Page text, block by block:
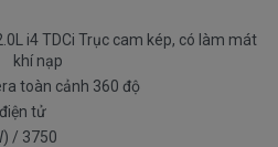
i4 TDCi Trục cam kép, có làm mát
khí nạp
toàn cảnh 360 độ
tử
/ 3750